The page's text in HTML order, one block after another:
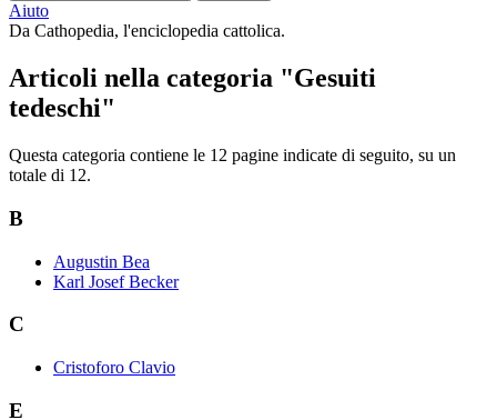
Aiuto
Da Cathopedia, l'enciclopedia cattolica.
Articoli nella categoria "Gesuiti
tedeschi"
Questa categoria contiene le 12 pagine indicate di seguito, su un
totale di 12.
B
Augustin Bea
Karl Josef Becker
C
Cristoforo Clavio
E